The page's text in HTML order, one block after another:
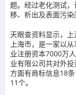
题。经过老化测试
移、析出及表面污染
天眼查资料显示，
上海市，是一家以
业注册资本7000万
业有限公司共对外
方面有商标信息18
11个。